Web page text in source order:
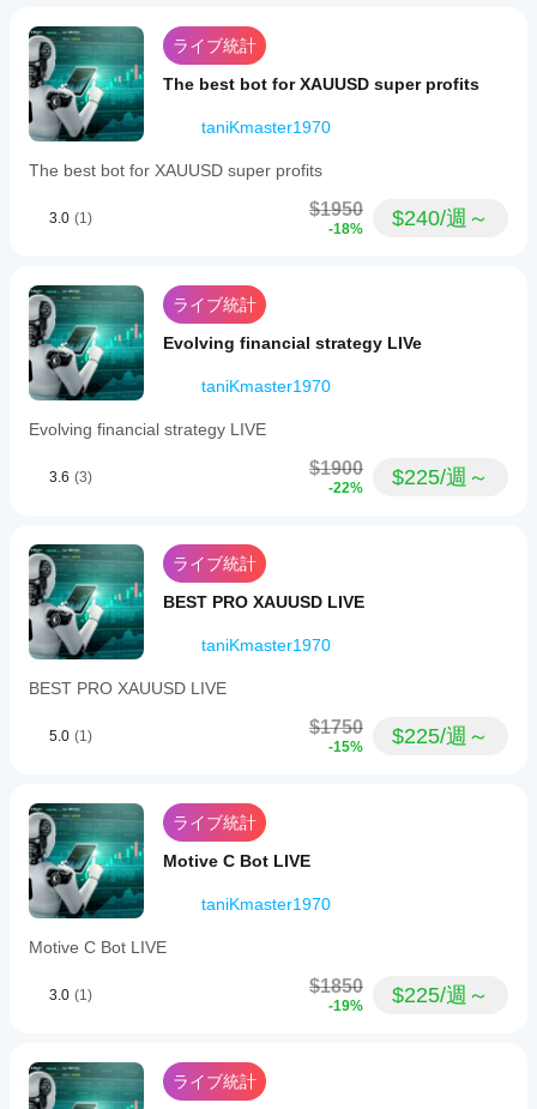
🎯 対象ユーザー
プロップファームトレーダー
プロのマネーマネージャー
スイングおよび日中トレーダー
構造化されたエクイティカーブの安定性を求めるト
M15
🌍 対応シンボル
主要な外国為替ペア
ゴールド（XAUUSD）
指数（NAS100、US30、GER40）
🛡 リスク免責事項
レバレッジをかけた金融商品取引は大きなリスクを伴
い、すべての投資家に適しているわけではありません。
テムをテストしてください。
needs a
calm
forward
test.
February 21, 2026
H1. A
sample of
13 setups
with 2
higher
timeframe
candles
gives a
cleaner
one good
いデモ口
座でcBot
を実行
し、時間
をかけて
そのアク
ティビテ
さまざま
性、ドロ
ーダウ
ン、およ
び動作に
ご注目く
ださい。
cTrader
Windows
cTrader
の市場デ
ータを使
用して
cBotをバ
ックテス
トできま
す。
結果
を得
るた
めに
cBot
定を
化す
か？
ブロ
ーカ
ーと
市況
わせ
cBot
する
こと
で、
パフ
ォー
マン
大幅
上さ
がで
きま
す。
cBot
を実
行す
にパ
ータ
すべ
きで
す
か？
cBot
フォ
のパ
ーで
開始
する
こと
も、
提供
た最
ファ
用す
るこ
はす
の口
パフ
ォー
マン
スを
発揮
しま
す
か？
スは
ブロ
ライブ統計
The best bot for XAUUSD super profits
taniKmaster1970
The best bot for XAUUSD super profits
3.0 (1) $1950
-18% $240/週～
ライブ統計
Evolving financial strategy LIVe
taniKmaster1970
Evolving financial strategy LIVE
3.6 (3) $1900
-22% $225/週～
ライブ統計
BEST PRO XAUUSD LIVE
taniKmaster1970
BEST PRO XAUUSD LIVE
5.0 (1) $1750
-15% $225/週～
ライブ統計
Motive C Bot LIVE
taniKmaster1970
Motive C Bot LIVE
3.0 (1) $1850
-19% $225/週～
ライブ統計